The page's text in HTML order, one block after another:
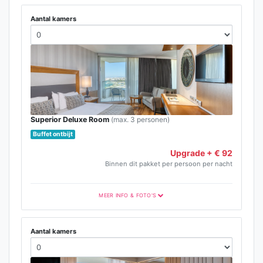
Aantal kamers
Superior Deluxe Room (max. 3 personen)
Buffet ontbijt
Upgrade + € 92
Binnen dit pakket per persoon per nacht
MEER INFO & FOTO'S
Aantal kamers